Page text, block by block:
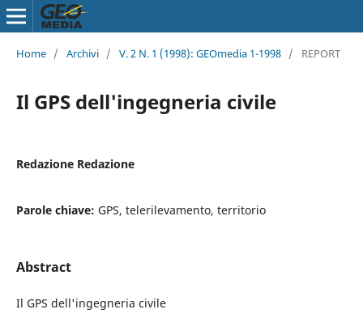
Home / Archivi / V. 2 N. 1 (1998): GEOmedia 1-1998 / REPORT
Il GPS dell'ingegneria civile
Redazione Redazione
Parole chiave: GPS, telerilevamento, territorio
Abstract
Il GPS dell'ingegneria civile